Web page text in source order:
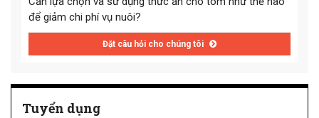
để giảm chi phí vụ nuôi?
Đặt câu hỏi cho chúng tôi
Tuyển dụng